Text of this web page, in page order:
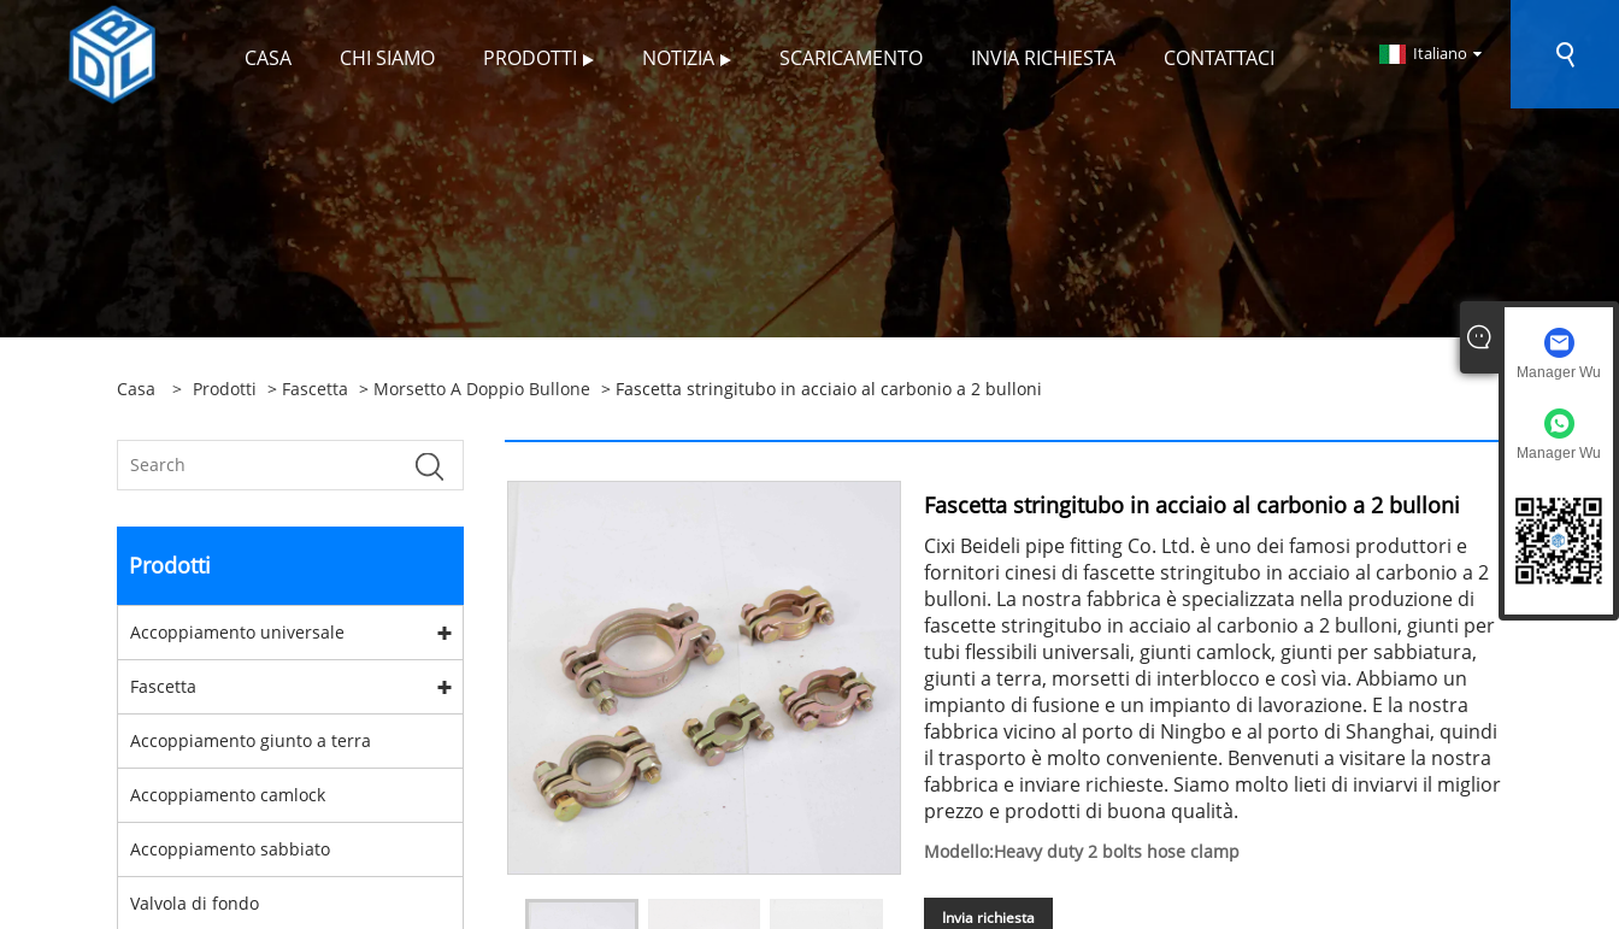
CASA CHI SIAMO PRODOTTI NOTIZIA SCARICAMENTO INVIA RICHIESTA CONTATTACI Italiano
Casa > Prodotti > Fascetta > Morsetto A Doppio Bullone > Fascetta stringitubo in acciaio al carbonio a 2 bulloni
Prodotti
Accoppiamento universale
Fascetta
Accoppiamento giunto a terra
Accoppiamento camlock
Accoppiamento sabbiato
Valvola di fondo
Fascetta stringitubo in acciaio al carbonio a 2 bulloni
Cixi Beideli pipe fitting Co. Ltd. è uno dei famosi produttori e
fornitori cinesi di fascette stringitubo in acciaio al carbonio a 2
bulloni. La nostra fabbrica è specializzata nella produzione di
fascette stringitubo in acciaio al carbonio a 2 bulloni, giunti per
tubi flessibili universali, giunti camlock, giunti per sabbiatura,
giunti a terra, morsetti di interblocco e così via. Abbiamo un
impianto di fusione e un impianto di lavorazione. E la nostra
fabbrica vicino al porto di Ningbo e al porto di Shanghai, quindi
il trasporto è molto conveniente. Benvenuti a visitare la nostra
fabbrica e inviare richieste. Siamo molto lieti di inviarvi il miglior
prezzo e prodotti di buona qualità.
Modello:Heavy duty 2 bolts hose clamp
Invia richiesta
Manager Wu
Manager Wu